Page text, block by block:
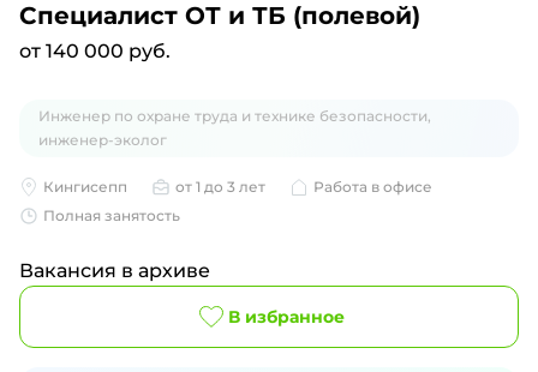
Специалист ОТ и ТБ (полевой)
от 140 000 руб.
Инженер по охране труда и технике безопасности,
инженер-эколог
Кингисепп от 1 до 3 лет
Работа в офисе
Полная занятость
Вакансия в архиве
В избранное